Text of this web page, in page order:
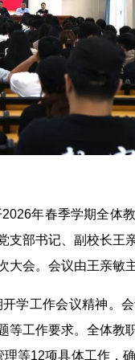
年春季学期全体
部书记、副校长王
会。会议由王亲敏主
学工作会议精神。
工作要求。全体教
等12项具体工作，